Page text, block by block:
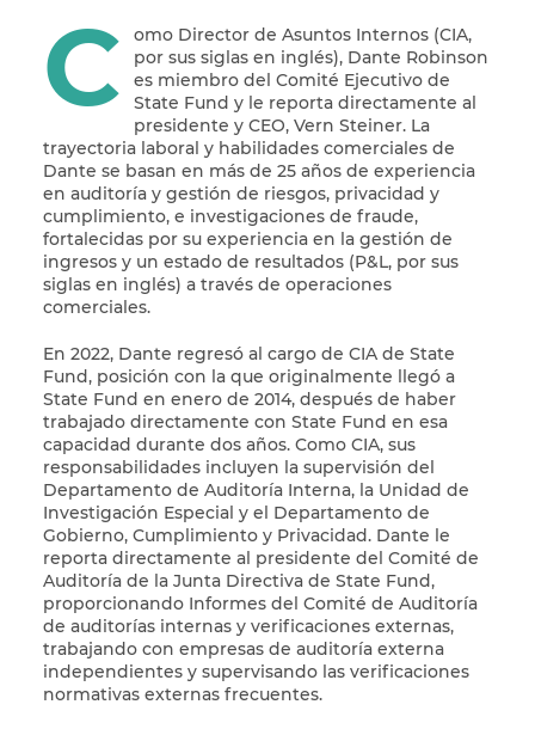
C
omo Director de Asuntos Internos (CIA,
por sus siglas en inglés), Dante Robinson
es miembro del Comité Ejecutivo de
State Fund y le reporta directamente al
presidente y CEO, Vern Steiner. La
trayectoria laboral y habilidades comerciales de
Dante se basan en más de 25 años de experiencia
en auditoría y gestión de riesgos, privacidad y
cumplimiento, e investigaciones de fraude,
fortalecidas por su experiencia en la gestión de
ingresos y un estado de resultados (P&L, por sus
siglas en inglés) a través de operaciones
comerciales.
En 2022, Dante regresó al cargo de CIA de State
Fund, posición con la que originalmente llegó a
State Fund en enero de 2014, después de haber
trabajado directamente con State Fund en esa
capacidad durante dos años. Como CIA, sus
responsabilidades incluyen la supervisión del
Departamento de Auditoría Interna, la Unidad de
Investigación Especial y el Departamento de
Gobierno, Cumplimiento y Privacidad. Dante le
reporta directamente al presidente del Comité de
Auditoría de la Junta Directiva de State Fund,
proporcionando Informes del Comité de Auditoría
de auditorías internas y verificaciones externas,
trabajando con empresas de auditoría externa
independientes y supervisando las verificaciones
normativas externas frecuentes.